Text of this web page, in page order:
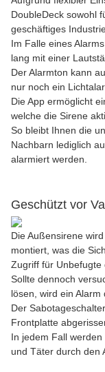
DoubleDeck sowohl
geschäftiges
Im Falle eines
lang mit einer
Der Alarmton kann
nur noch ein
Die App ermöglicht
welche die Sirene
So bleibt Ihnen die
Nachbarn lediglich
alarmiert werden.
Geschützt vor
Die Außensirene
montiert, was die
Zugriff für Unbefugte
Sollte dennoch
lösen, wird ein Alarm
Der
Frontplatte
In jedem Fall
und Täter durch den